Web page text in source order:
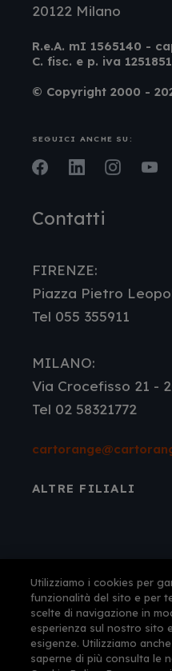
20122 Milano
R.e.A. mI 1565140 -
C. fisc. e p. iva
© Copyright 2000 -
SEGUICI ANCHE SU:
Facebook
LinkedIn
Contatti
FIRENZE:
Piazza Pietro
Tel 055 355911
MILANO:
Via Crocefisso 21 -
Tel 02 58321772
ALTRE FILIALI
Autorizzazione
l'esercizio dell'attività
turismo rilasciata dalla
Utilizziamo i cookies per
funzionalità del sito e per
scelte di navigazione in
esperienza sul nostro sito
esigenze. Utilizziamo
saperne di più consulta le